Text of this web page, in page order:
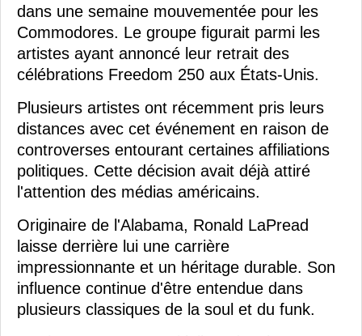
dans une semaine mouvementée pour les
Commodores. Le groupe figurait parmi les
artistes ayant annoncé leur retrait des
célébrations Freedom 250 aux États-Unis.
Plusieurs artistes ont récemment pris leurs
distances avec cet événement en raison de
controverses entourant certaines affiliations
politiques. Cette décision avait déjà attiré
l'attention des médias américains.
Originaire de l'Alabama, Ronald LaPread
laisse derrière lui une carrière
impressionnante et un héritage durable. Son
influence continue d'être entendue dans
plusieurs classiques de la soul et du funk.